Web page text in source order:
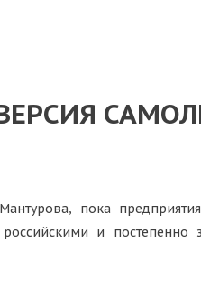
пока предприятия
и постепенно